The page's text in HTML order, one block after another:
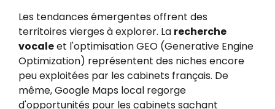
Les tendances émergentes offrent des
territoires vierges à explorer. La recherche
vocaleet l'optimisation GEO (Generative Engine
Optimization) représentent des niches encore
peu exploitées par les cabinets français. De
même, Google Maps local regorge
d'opportunités pour les cabinets sachant